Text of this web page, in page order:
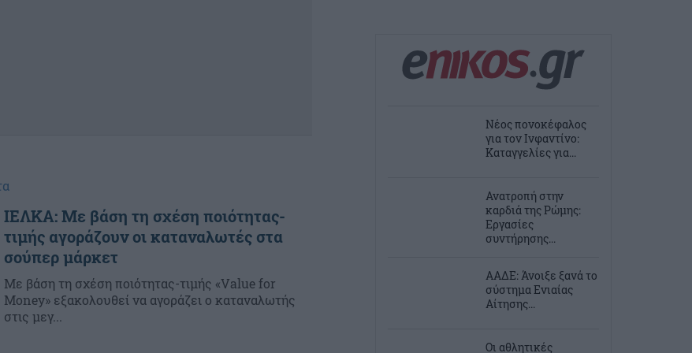
ΙΕΛΚΑ: Με βάση τη σχέση ποιότητας-
τιμής αγοράζουν οι καταναλωτές στα
σούπερ μάρκετ
Με βάση τη σχέση ποιότητας-τιμής «Value for
Money» εξακολουθεί να αγοράζει ο καταναλωτής
στις μεγ...
Νέος πονοκέφαλος
για τον Ινφαντίνο:
Καταγγελίες για...
Ανατροπή στην
καρδιά της Ρώμης:
Εργασίες
συντήρησης...
ΑΑΔΕ: Άνοιξε ξανά το
σύστημα Ενιαίας
Αίτησης...
Οι αθλητικές